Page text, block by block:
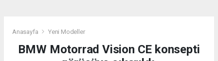
Anasayfa Yeni Modeller
BMW Motorrad Vision CE konsepti